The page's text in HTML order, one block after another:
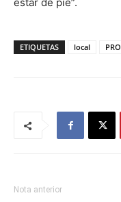
ETIQUETAS local PRO
Nota anterior